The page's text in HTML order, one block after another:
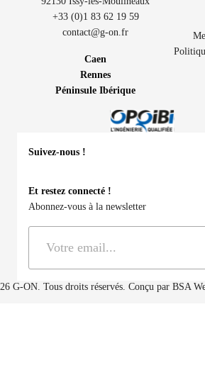
+33 (0)1 83 62 19 59
contact@g-on.fr
Caen
Rennes
Péninsule Ibérique
G-ON. Tous droits réservés. Conçu par BSA
Suivez-nous !
Et restez connecté !
Abonnez-vous à la newsletter